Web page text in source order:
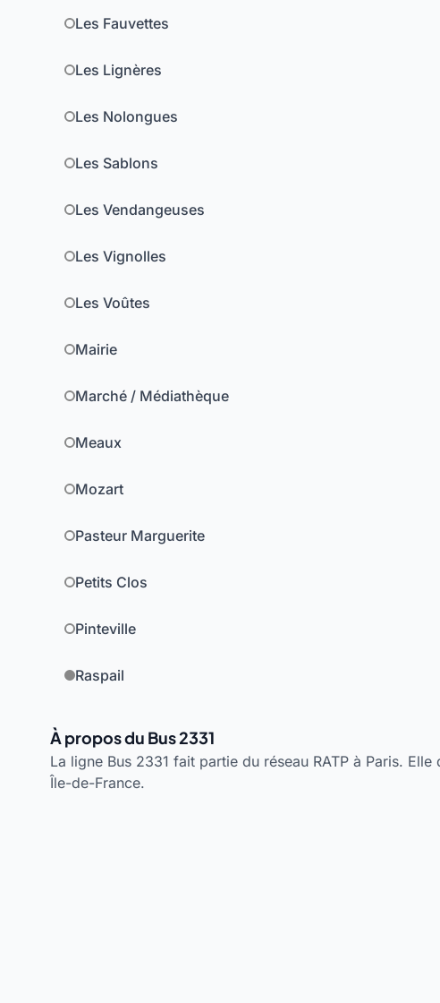
Les Fauvettes
Les Lignères
Les Nolongues
Les Sablons
Les Vendangeuses
Les Vignolles
Les Voûtes
Mairie
Marché / Médiathèque
Meaux
Mozart
Pasteur Marguerite
Petits Clos
Pinteville
Raspail
À propos du Bus 2331
La ligne Bus 2331 fait partie du réseau RATP à Paris.
Île-de-France.